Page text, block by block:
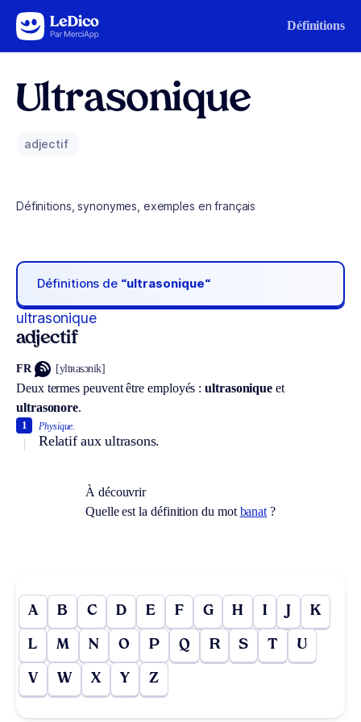
Aller au contenu Définitions
Ultrasonique
adjectif
Définitions, synonymes, exemples en français
Définitions de “ultrasonique“
ultrasonique
adjectif
FR [yltʀasɔnik]
Deux termes peuvent être employés :ultrasonique et
ultrasonore.
Physique.
Relatif aux ultrasons.
1
À découvrir
Quelle est la définition du mot banat ?
A B C D E F G H I J K
L M N O P Q R S T U
V W X Y Z